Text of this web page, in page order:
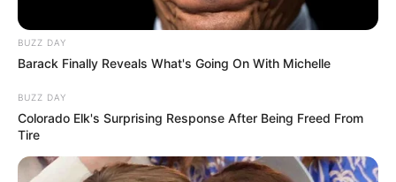
BUZZ DAY
Barack Finally Reveals What's Going On With Michelle
BUZZ DAY
Colorado Elk's Surprising Response After Being Freed From
Tire